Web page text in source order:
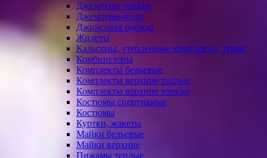
Джемперы тонкие
Джемперы-поло
Джинсовая одежда
Жилеты
Кальсоны, утепленные комплекты, термо
Комбинезоны
Комплекты бельевые
Комплекты верхние теплые
Комплекты верхние тонкие
Костюмы спортивные
Костюмы
Куртки, жакеты
Майки бельевые
Майки верхние
Пижамы теплые